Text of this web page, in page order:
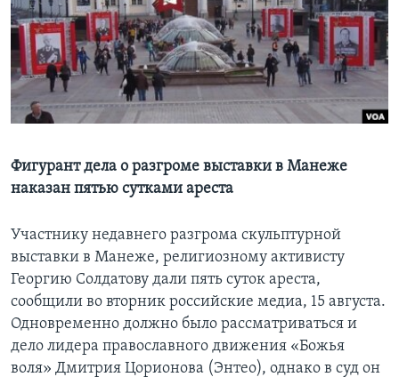
Learning English
СОЦИАЛЬНЫЕ СЕТИ
Языки
Фигурант дела о разгроме выставки в Манеже
наказан пятью сутками ареста
Участнику недавнего разгрома скульптурной
выставки в Манеже, религиозному активисту
Георгию Солдатову дали пять суток ареста,
сообщили во вторник российские медиа, 15 августа.
Одновременно должно было рассматриваться и
дело лидера православного движения «Божья
воля» Дмитрия Цорионова (Энтео), однако в суд он